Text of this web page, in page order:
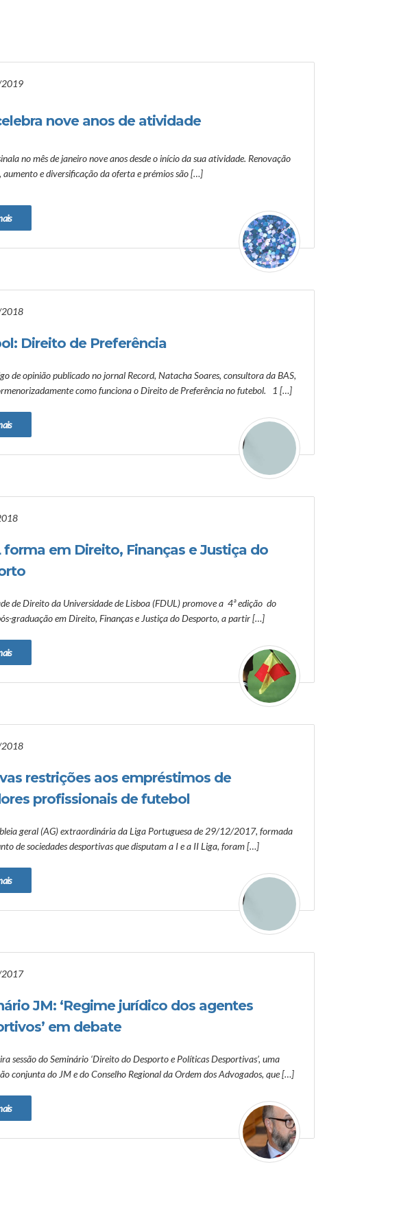
nove anos de atividade
no mês de janeiro nove anos desde o início da sua atividade. Renovação
aumento e diversificação da oferta e prémios são […]
Direito de Preferência
de opinião publicado no jornal Record, Natacha Soares, consultora da BAS,
como funciona o Direito de Preferência no futebol. 1 […]
forma em Direito, Finanças e Justiça do
de Direito da Universidade de Lisboa (FDUL) promove a 4ª edição do
graduação em Direito, Finanças e Justiça do Desporto, a partir […]
restrições aos empréstimos de
profissionais de futebol
geral (AG) extraordinária da Liga Portuguesa de 29/12/2017, formada
de sociedades desportivas que disputam a I e a II Liga, foram […]
JM: ‘Regime jurídico dos agentes
em debate
sessão do Seminário ‘Direito do Desporto e Políticas Desportivas’, uma
conjunta do JM e do Conselho Regional da Ordem dos Advogados, que […]